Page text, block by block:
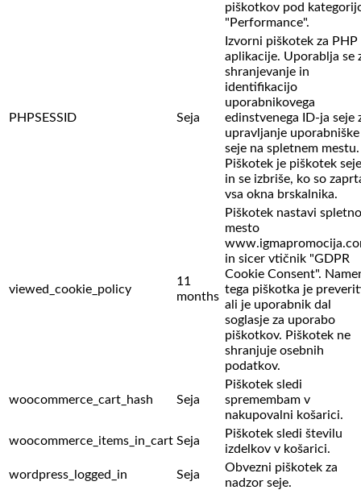
piškotkov pod
"Performance".
PHPSESSID Seja
Izvorni piškotek za PHP
aplikacije. Uporablja se
shranjevanje in
identifikacijo
uporabnikovega
edinstvenega ID-ja seje
upravljanje uporabniške
seje na spletnem mestu.
Piškotek je piškotek seje
in se izbriše, ko so
vsa okna brskalnika.
viewed_cookie_policy
11
months
Piškotek nastavi spletno
mesto
in sicer vtičnik "GDPR
Cookie Consent".
tega piškotka je
ali je uporabnik dal
soglasje za uporabo
piškotkov. Piškotek ne
shranjuje osebnih
podatkov.
woocommerce_cart_hash Seja
Piškotek sledi
spremembam v
nakupovalni košarici.
woocommerce_items_in_cart Seja
Piškotek sledi številu
izdelkov v košarici.
wordpress_logged_in
Seja
Obvezni piškotek za
nadzor seje.